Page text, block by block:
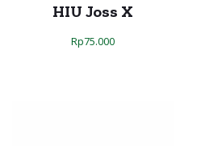
HIU Joss X
Rp75.000